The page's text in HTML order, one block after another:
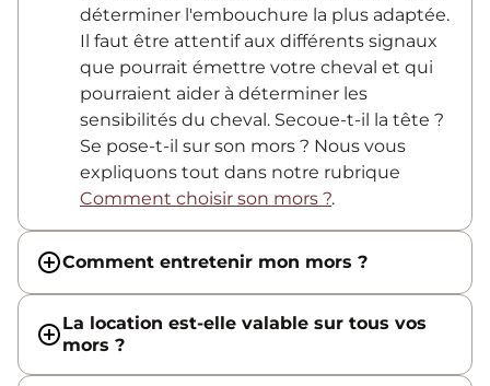
déterminer l'embouchure la plus adaptée.
Il faut être attentif aux différents signaux
que pourrait émettre votre cheval et qui
pourraient aider à déterminer les
sensibilités du cheval. Secoue-t-il la tête ?
Se pose-t-il sur son mors ? Nous vous
expliquons tout dans notre rubrique
Comment choisir son mors ?.
Comment entretenir mon mors ?
La location est-elle valable sur tous vos
mors ?